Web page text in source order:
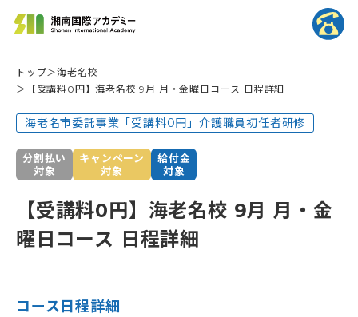
トップ
海老名校
【受講料0円】海老名校 9月 月・金曜日コース 日程詳細
海老名市委託事業「受講料0円」介護職員初任者研修
分割払い
対象
キャンペーン
対象
給付金
対象
【受講料0円】海老名校 9月 月・金
曜日コース 日程詳細
コース日程詳細